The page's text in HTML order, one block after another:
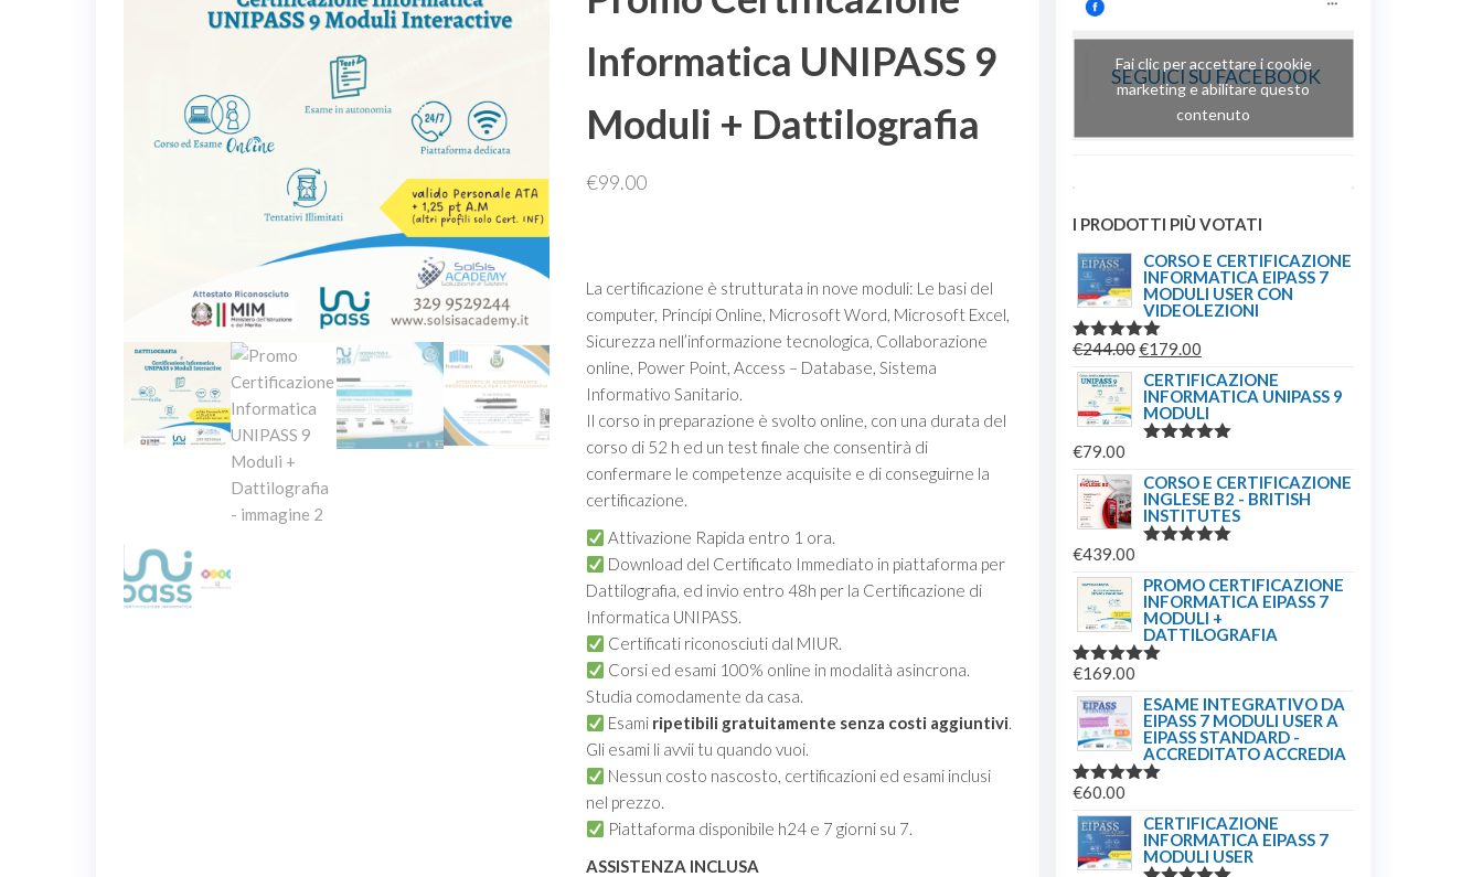
ATTESTATO IN 24H! MODULI +
DATTILOGRAFIA
Informatica UNIPASS 9
Moduli + Dattilografia
€99.00
La certificazione è strutturata in nove moduli: Le basi del
computer, Princípi Online, Microsoft Word, Microsoft Excel,
Sicurezza nell’informazione tecnologica, Collaborazione
online, Power Point, Access – Database, Sistema
Informativo Sanitario.
Il corso in preparazione è svolto online, con una durata del
corso di 52 h ed un test finale che consentirà di
confermare le competenze acquisite e di conseguirne la
certificazione.
Attivazione Rapida entro 1 ora.
Download del Certificato Immediato in piattaforma per
Dattilografia, ed invio entro 48h per la Certificazione di
Informatica UNIPASS.
Certificati riconosciuti dal MIUR.
Corsi ed esami 100% online in modalità asincrona.
Studia comodamente da casa.
Esami ripetibili gratuitamente senza costi aggiuntivi.
Gli esami li avvii tu quando vuoi.
Nessun costo nascosto, certificazioni ed esami inclusi
nel prezzo.
Piattaforma disponibile h24 e 7 giorni su 7.
ASSISTENZA INCLUSA
SEGUICI SU FACEBOOK
Fai clic per accettare i cookie
marketing e abilitare questo
contenuto
I PRODOTTI PIÙ VOTATI
CORSO E CERTIFICAZIONE
INFORMATICA EIPASS 7
MODULI USER CON
VIDEOLEZIONI
VALUTATO
5.00SU 5
€244.00IL
PREZZO
ORIGINALE
ERA:
€179.00
PREZZO
ATTUALE
È:
CERTIFICAZIONE
INFORMATICA UNIPASS 9
MODULI
€79.00
CORSO E CERTIFICAZIONE
INGLESE B2 - BRITISH
INSTITUTES
€439.00
PROMO CERTIFICAZIONE
INFORMATICA EIPASS 7
MODULI +
DATTILOGRAFIA
VALUTATO
5.00SU 5
€169.00
ESAME INTEGRATIVO DA
EIPASS 7 MODULI USER A
EIPASS STANDARD -
ACCREDITATO ACCREDIA
VALUTATO
5.00SU 5
€60.00
CERTIFICAZIONE
INFORMATICA EIPASS 7
MODULI USER